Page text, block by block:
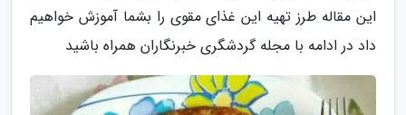
این مقاله طرز تهیه این غذای مقوی را بشما آموزش خواهیم
داد در ادامه با مجله گردشگری خبرنگاران همراه باشید